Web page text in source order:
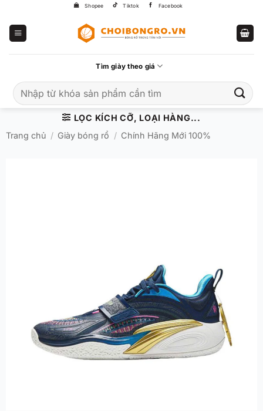
Shopee Tiktok Facebook
Tìm giày theo giá
kiếm:
LỌC KÍCH CỠ, LOẠI HÀNG...
Trang chủ / Giày bóng rổ / Chính Hãng Mới 100%